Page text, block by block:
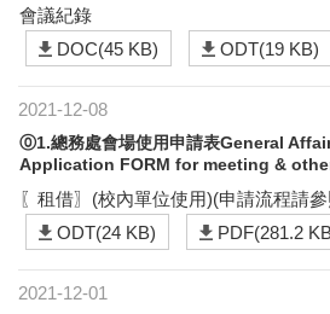
會議紀錄
DOC(45 KB)
ODT(19 KB)
2021-12-08
⓪1.總務處會場使用申請表General
Application FORM for meeting &
〖租借〗(校內單位使用)(申請流程請
ODT(24 KB)
PDF(281.2
2021-12-01